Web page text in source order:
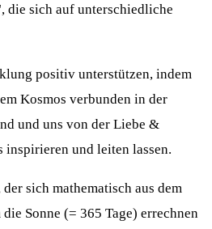
die sich auf unterschiedliche
positiv unterstützen, indem
Kosmos verbunden in der
und uns von der Liebe &
inspirieren und leiten lassen.
sich mathematisch aus dem
Sonne (= 365 Tage) errechnen